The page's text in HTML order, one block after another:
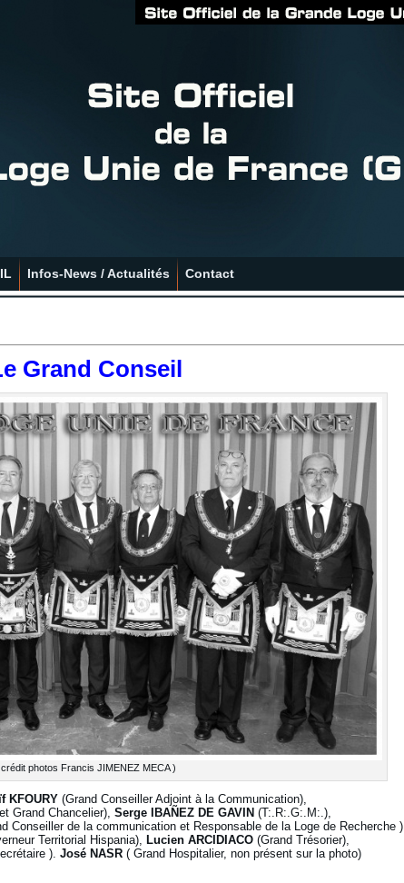
Infos-News / Actualités Contact
Grand Conseil
photos Francis JIMENEZ MECA )
KFOURY(Grand Conseiller Adjoint à la Communication),
Grand Chancelier), Serge IBAÑEZ DE GAVIN(T:.R:.G:.M:.),
Conseiller de la communication et Responsable de la Loge de Recherche ),
Territorial Hispania), Lucien ARCIDIACO (Grand Trésorier),
). José NASR ( Grand Hospitalier, non présent sur la photo)